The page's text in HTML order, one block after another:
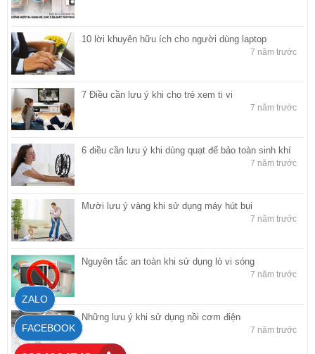
10 lời khuyên hữu ích cho người dùng laptop
7 năm trước
7 Điều cần lưu ý khi cho trẻ xem ti vi
7 năm trước
6 điều cần lưu ý khi dùng quạt để bảo toàn sinh khí
7 năm trước
Mười lưu ý vàng khi sử dụng máy hút bụi
7 năm trước
Nguyên tắc an toàn khi sử dụng lò vi sóng
7 năm trước
Những lưu ý khi sử dụng nồi cơm điện
7 năm trước
ZALO
FACEBOOK